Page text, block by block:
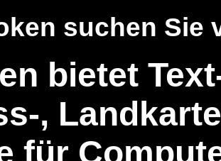
suchen Sie
bietet
,
für